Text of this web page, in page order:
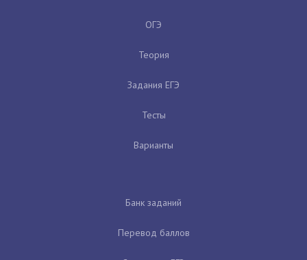
ОГЭ
Теория
Задания ЕГЭ
Тесты
Варианты
Банк заданий
Перевод баллов